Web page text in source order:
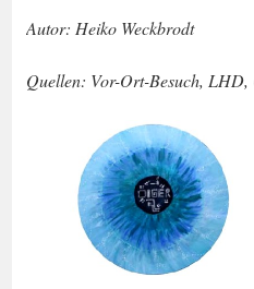
Autor: Heiko Weckbrodt
Quellen: Vor-Ort-Besuch,